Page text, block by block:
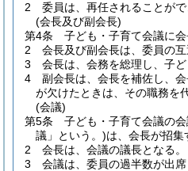
2
委員は、再任されることがで
(会長及び副会長)
第4条
子ども・子育て会議に会
2
会長及び副会長は、委員の互
3
会長は、会務を総理し、子
4
副会長は、会長を補佐し、
が欠けたときは、その職務を
(会議)
第5条
子ども・子育て会議の会
議」という。)は、会長が招集
2
会長は、会議の議長となる。
3
会議は、委員の過半数が出